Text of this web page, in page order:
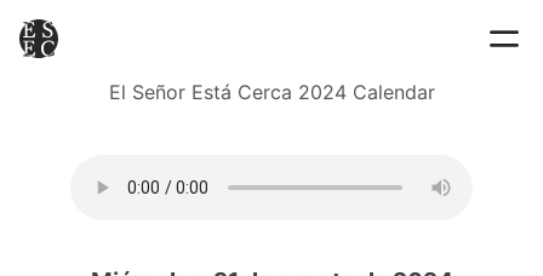
El Señor Está Cerca 2024 Calendar